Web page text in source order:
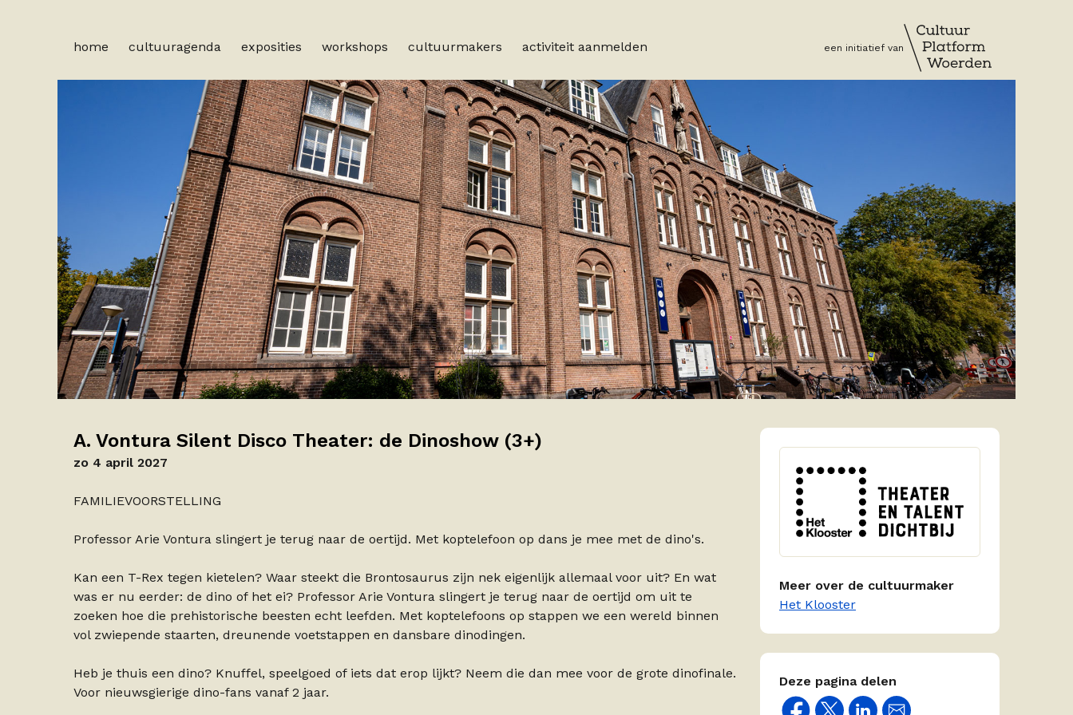
een initiatief van
home cultuuragenda exposities workshops cultuurmakers activiteit aanmelden
A. Vontura Silent Disco Theater: de Dinoshow (3+)
zo 4 april 2027
FAMILIEVOORSTELLING
Professor Arie Vontura slingert je terug naar de oertijd. Met koptelefoon op dans je mee met de dino's.
Kan een T-Rex tegen kietelen? Waar steekt die Brontosaurus zijn nek eigenlijk allemaal voor uit? En wat
was er nu eerder: de dino of het ei? Professor Arie Vontura slingert je terug naar de oertijd om uit te
zoeken hoe die prehistorische beesten echt leefden. Met koptelefoons op stappen we een wereld binnen
vol zwiepende staarten, dreunende voetstappen en dansbare dinodingen.
Heb je thuis een dino? Knuffel, speelgoed of iets dat erop lijkt? Neem die dan mee voor de grote dinofinale.
Voor nieuwsgierige dino-fans vanaf 2 jaar.
Meer over de cultuurmaker
Het Klooster
Deze pagina delen